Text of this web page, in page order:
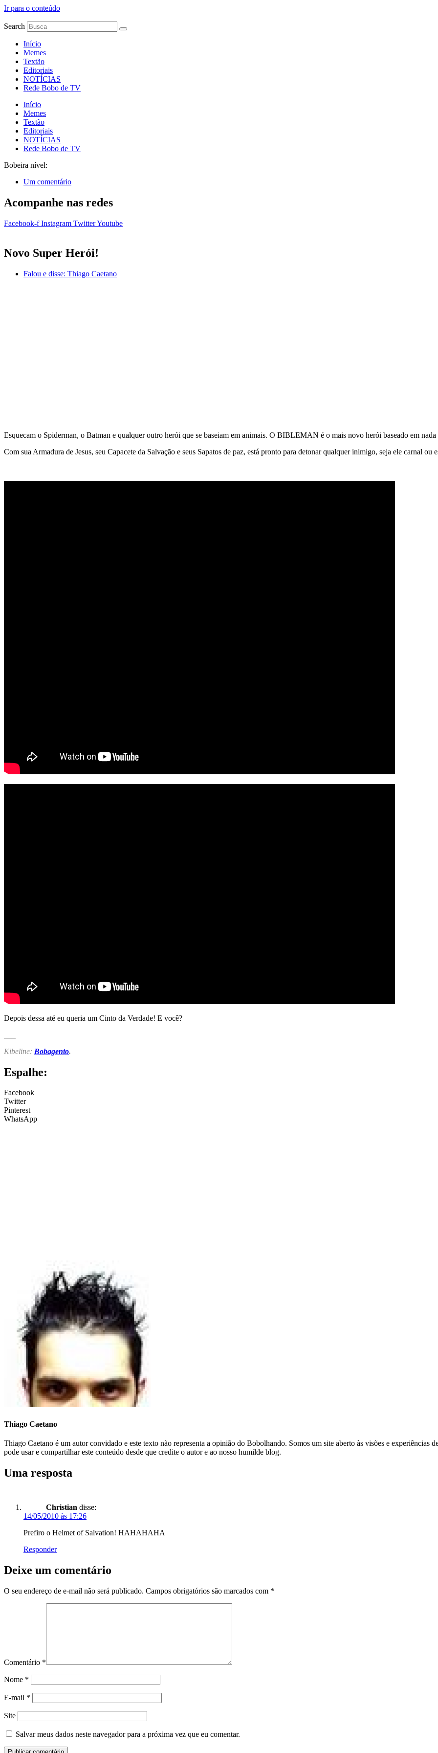
Ir para o conteúdo
Search
Início
Memes
Textão
Editoriais
NOTÍCIAS
Rede Bobo de TV
Início
Memes
Textão
Editoriais
NOTÍCIAS
Rede Bobo de TV
Bobeira nível:
Um comentário
Acompanhe nas redes
Facebook-f Instagram TwitterYoutube
Novo Super Herói!
Falou e disse: Thiago Caetano
Esquecam o Spiderman, o Batman e qualquer outro herói que se baseiam em animais. O BIBLEMAN é o mais novo herói baseado em
Com sua Armadura de Jesus, seu Capacete da Salvação e seus Sapatos de paz, está pronto para detonar qualquer inimigo, seja ele carnal ou
Depois dessa até eu queria um Cinto da Verdade! E você?
Kibeline: Bobagento.
Espalhe:
Facebook
Twitter
Pinterest
WhatsApp
Thiago Caetano
Thiago Caetano é um autor convidado e este texto não representa a opinião do Bobolhando. Somos um site aberto às visões e experiências
pode usar e compartilhar este conteúdo desde que credite o autor e ao nosso humilde blog.
Uma resposta
Christian disse:
14/05/2010 às 17:26
Prefiro o Helmet of Salvation! HAHAHAHA
Responder
Deixe um comentário
O seu endereço de e-mail não será publicado. Campos obrigatórios são marcados com *
Comentário *
Nome *
E-mail *
Site
Salvar meus dados neste navegador para a próxima vez que eu comentar.